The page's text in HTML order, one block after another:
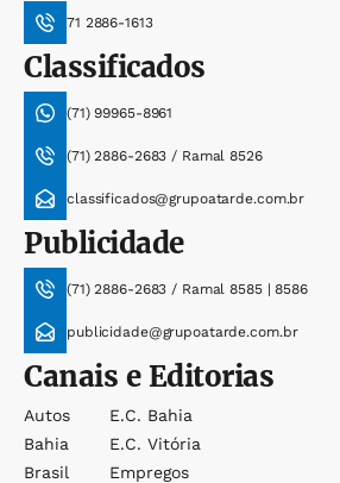
71 2886-1613
Classificados
(71) 99965-8961
(71) 2886-2683 / Ramal 8526
classificados@grupoatarde.com.br
Publicidade
(71) 2886-2683 / Ramal 8585 | 8586
publicidade@grupoatarde.com.br
Canais e Editorias
Autos
Bahia
Brasil
E.c. Bahia
E.c. Vitória
Empregos